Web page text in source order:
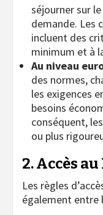
séjourner sur
demande. Les
incluent des
minimum et à
Au niveau
des normes,
les exigences
besoins
conséquent,
ou plus
2. Accès
Les règles
également entre